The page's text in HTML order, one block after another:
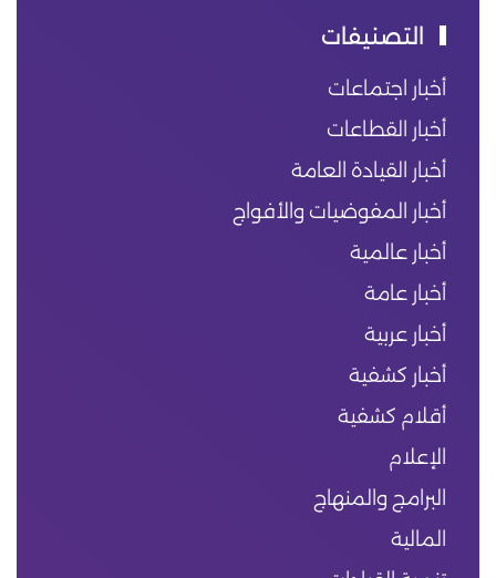
التصنيفات
أخبار اجتماعات
أخبار القطاعات
أخبار القيادة العامة
أخبار المفوضيات والأفواج
أخبار عالمية
أخبار عامة
أخبار عربية
أخبار كشفية
أقلام كشفية
الإعلام
البرامج والمنهاج
المالية